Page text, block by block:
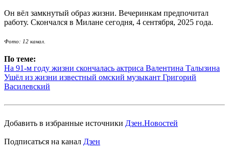
Он вёл замкнутый образ жизни. Вечеринкам предпочитал
работу. Скончался в Милане сегодня, 4 сентября, 2025 года.
Фото: 12 канал.
По теме:
На 91-м году жизни скончалась актриса Валентина Талызина
Ушёл из жизни известный омский музыкант Григорий
Василевский
Добавить в избранные источники Дзен.Новостей
Подписаться на канал Дзен